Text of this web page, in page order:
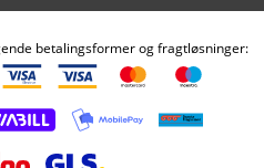
betalingsformer og fragtløsninger: